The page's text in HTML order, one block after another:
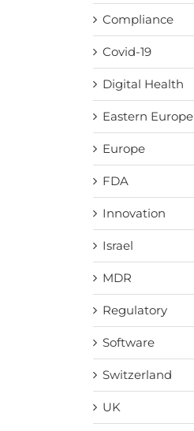
Compliance
Covid-19
Digital Health
Eastern Europe
Europe
FDA
Innovation
Israel
MDR
Regulatory
Software
Switzerland
UK